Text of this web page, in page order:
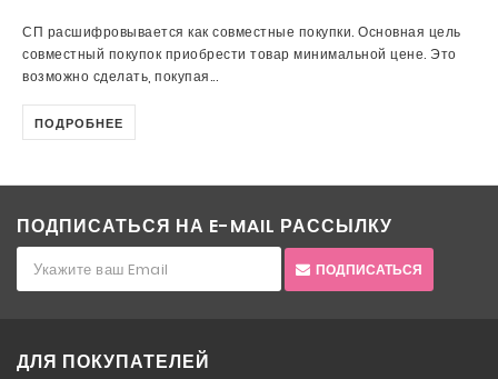
СП расшифровывается как совместные покупки. Основная цель
совместный покупок приобрести товар минимальной цене. Это
возможно сделать, покупая...
ПОДРОБНЕЕ
ПОДПИСАТЬСЯ НА E-MAIL РАССЫЛКУ
ПОДПИСАТЬСЯ
ДЛЯ ПОКУПАТЕЛЕЙ